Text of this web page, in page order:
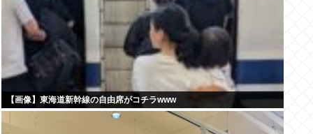
【画像】東海道新幹線の自由席がコチラwww